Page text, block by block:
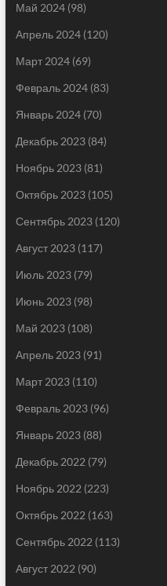
Май 2024(98)
Апрель 2024(120)
Март 2024(69)
Февраль 2024(83)
Январь 2024(70)
Декабрь 2023(84)
Ноябрь 2023(81)
Октябрь 2023(105)
Сентябрь 2023(120)
Август 2023(117)
Июль 2023(79)
Июнь 2023(98)
Май 2023(108)
Апрель 2023(91)
Март 2023(110)
Февраль 2023(96)
Январь 2023(88)
Декабрь 2022 (79)
Ноябрь 2022 (223)
Октябрь 2022 (163)
Сентябрь 2022 (113)
Август 2022 (90)